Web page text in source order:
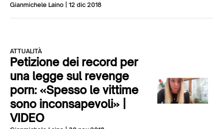
Gianmichele Laino | 12 dic 2018
ATTUALITÀ
Petizione dei record per
una legge sul revenge
porn: «Spesso le vittime
sono inconsapevoli» |
VIDEO